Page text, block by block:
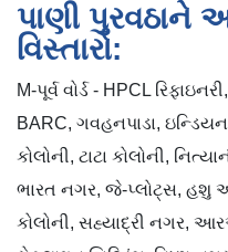
પાણી પુરવઠાને
વિસ્તારો:
M-પૂર્વ વોર્ડ - HPCL
BARC, ગવહનપાડા,
કોલોની, ટાટા કોલોની,
ભારત નગર, જે-પ્લોટ્સ, હશુ
કોલોની, સહ્યાદ્રી નગર,